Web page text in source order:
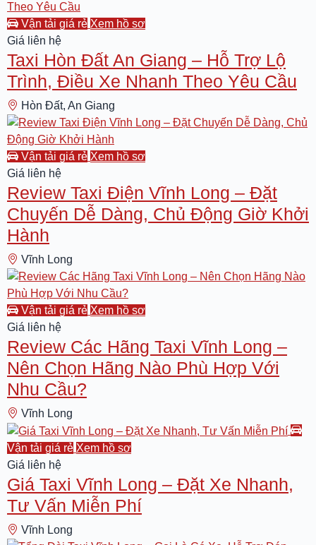
Vận tải giá rẻ Xem hồ sơ
Giá liên hệ
Taxi Hòn Đất An Giang – Hỗ Trợ Lộ
Trình, Điều Xe Nhanh Theo Yêu Cầu
Hòn Đất, An Giang
Vận tải giá rẻ Xem hồ sơ
Giá liên hệ
Review Taxi Điện Vĩnh Long – Đặt
Chuyến Dễ Dàng, Chủ Động Giờ Khởi
Hành
Vĩnh Long
Vận tải giá rẻ Xem hồ sơ
Giá liên hệ
Review Các Hãng Taxi Vĩnh Long –
Nên Chọn Hãng Nào Phù Hợp Với
Nhu Cầu?
Vĩnh Long
Vận tải giá rẻ Xem hồ sơ
Giá liên hệ
Giá Taxi Vĩnh Long – Đặt Xe Nhanh,
Tư Vấn Miễn Phí
Vĩnh Long